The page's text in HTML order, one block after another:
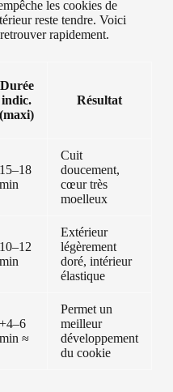
les cookies de
reste tendre. Voici
rapidement.
Durée
indic.
(maxi)
Résultat
15–18
min
Cuit
doucement,
cœur très
moelleux
10–12
min
Extérieur
légèrement
doré, intérieur
élastique
+4–6
min ≈
Permet un
meilleur
développement
du cookie